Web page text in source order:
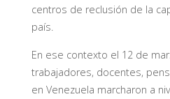
centros de reclusión de la
país.
En ese contexto el 12 de
trabajadores, docentes,
en Venezuela marcharon a